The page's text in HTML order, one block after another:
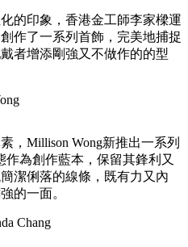
的印象，香港金工師李家樑運
作了一系列首飾，完美地捕捉
者增添剛強又不做作的的型
，Millison Wong新推出一系列
作為創作藍本，保留其鋒利又
潔俐落的線條，既有力又內
的一面。
Chang